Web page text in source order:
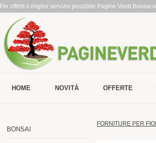
Per offrirti il miglior servizio possibile Pagine Verdi
HOME NOVITÀ OFFERTE
BONSAI
FORNITURE PER